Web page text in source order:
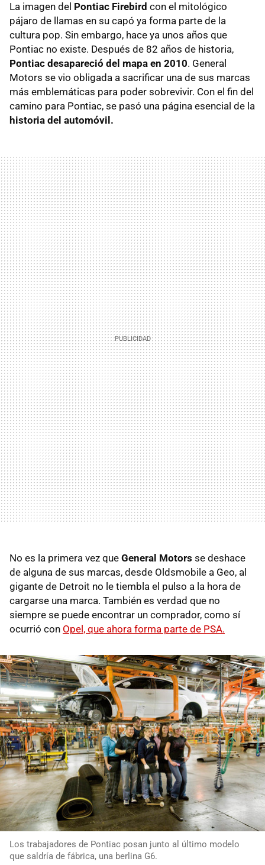
La imagen del Pontiac Firebird con el mitológico
pájaro de llamas en su capó ya forma parte de la
cultura pop. Sin embargo, hace ya unos años que
Pontiac no existe. Después de 82 años de historia,
Pontiac desapareció del mapa en 2010. General
Motors se vio obligada a sacrificar una de sus marcas
más emblemáticas para poder sobrevivir. Con el fin del
camino para Pontiac, se pasó una página esencial de la
historia del automóvil.
No es la primera vez que General Motors se deshace
de alguna de sus marcas, desde Oldsmobile a Geo, al
gigante de Detroit no le tiembla el pulso a la hora de
cargarse una marca. También es verdad que no
siempre se puede encontrar un comprador, como sí
ocurrió con Opel, que ahora forma parte de PSA.
Los trabajadores de Pontiac posan junto al último modelo
que saldría de fábrica, una berlina G6.